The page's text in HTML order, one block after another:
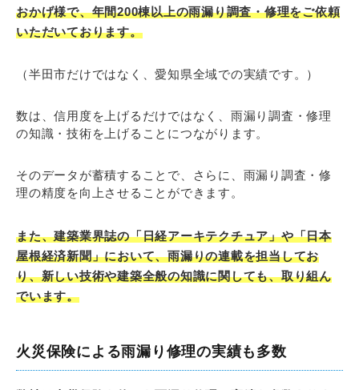
おかげ様で、年間200棟以上の雨漏り調査・修理をご依頼
いただいております。
（半田市だけではなく、愛知県全域での実績です。）
数は、信用度を上げるだけではなく、雨漏り調査・修理
の知識・技術を上げることにつながります。
そのデータが蓄積することで、さらに、雨漏り調査・修
理の精度を向上させることができます。
また、建築業界誌の「日経アーキテクチュア」や「日本
屋根経済新聞」において、雨漏りの連載を担当してお
り、新しい技術や建築全般の知識に関しても、取り組ん
でいます。
火災保険による雨漏り修理の実績も多数